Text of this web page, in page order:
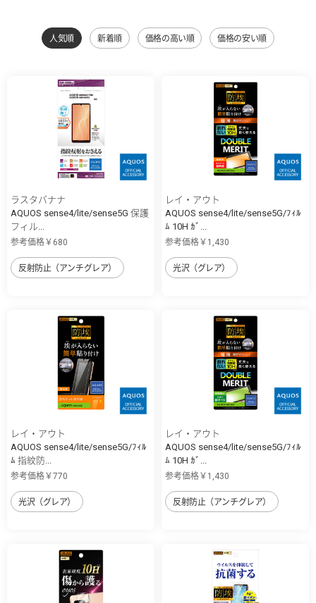
人気順 新着順 価格の高い順 価格の安い順
ラスタバナナ
AQUOS sense4/lite/sense5G 保護
フィル...
参考価格￥680
反射防止（アンチグレア）
レイ・アウト
AQUOS sense4/lite/sense5G/ﾌｨﾙ
ﾑ 10H ｶﾞ...
参考価格￥1,430
光沢（グレア）
レイ・アウト
AQUOS sense4/lite/sense5G/ﾌｨﾙ
ﾑ 指紋防...
参考価格￥770
光沢（グレア）
レイ・アウト
AQUOS sense4/lite/sense5G/ﾌｨﾙ
ﾑ 10H ｶﾞ...
参考価格￥1,430
反射防止（アンチグレア）